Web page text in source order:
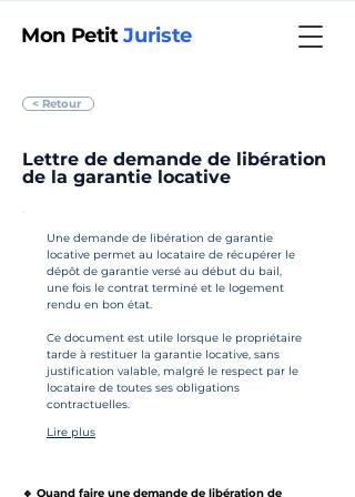
Mon PetitJuriste
< Retour
Lettre de demande de libération
de la garantie locative
Une demande de libération de garantie
locative permet au locataire de récupérer le
dépôt de garantie versé au début du bail,
une fois le contrat terminé et le logement
rendu en bon état.
Ce document est utile lorsque le propriétaire
tarde à restituer la garantie locative, sans
justification valable, malgré le respect par le
locataire de toutes ses obligations
contractuelles.
Lire plus
🔹 Quand faire une demande de libération de